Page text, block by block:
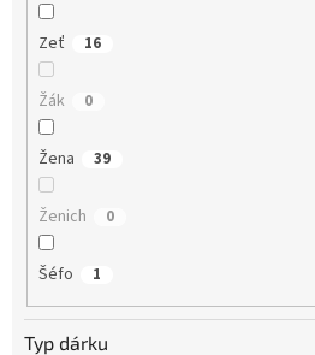
Zeť 16
Žák 0
Žena 39
Ženich 0
Šéfo 1
Typ dárku